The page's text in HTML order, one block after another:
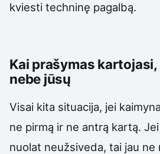
kviesti techninę pagalbą.
Kai prašymas
nebe jūsų
Visai kita situacija, jei
ne pirmą ir ne antrą kartą.
nuolat neužsiveda, tai jau ne